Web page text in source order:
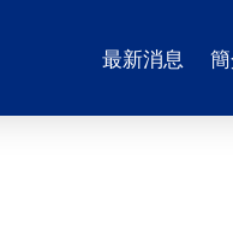
最新消息